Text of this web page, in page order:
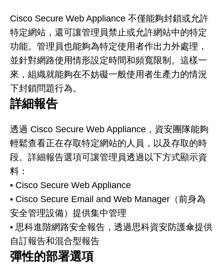
Cisco Secure Web Appliance 不僅能夠封鎖或允許
特定網站，還可讓管理員禁止或允許網站中的特定
功能。管理員也能夠為特定使用者作出力外處理，
並針對網路使用情形設定時間和頻寬限制。這樣一
來，組織就能夠在不妨礙一般使用者生產力的情況
下封鎖問題行為。
詳細報告
透過 Cisco Secure Web Appliance，資安團隊能夠
輕鬆查看正在存取特定網站的人員，以及存取的時
段。詳細報告選項可讓管理員透過以下方式顯示資
料：
• Cisco Secure Web Appliance
• Cisco Secure Email and Web Manager（前身為
安全管理設備）提供集中管理
• 思科進階網路安全報告，透過思科資安防護傘提供
自訂報告和混合型報告
彈性的部署選項